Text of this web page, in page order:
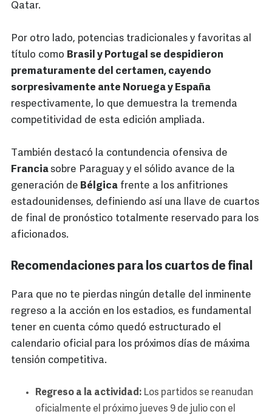
Qatar.
Por otro lado, potencias tradicionales y favoritas al
título como Brasil y Portugal se despidieron
prematuramente del certamen, cayendo
sorpresivamente ante Noruega y España
respectivamente, lo que demuestra la tremenda
competitividad de esta edición ampliada.
También destacó la contundencia ofensiva de
Franciasobre Paraguay y el sólido avance de la
generación de Bélgica frente a los anfitriones
estadounidenses, definiendo así una llave de cuartos
de final de pronóstico totalmente reservado para los
aficionados.
Recomendaciones para los cuartos de final
Para que no te pierdas ningún detalle del inminente
regreso a la acción en los estadios, es fundamental
tener en cuenta cómo quedó estructurado el
calendario oficial para los próximos días de máxima
tensión competitiva.
Regreso a la actividad: Los partidos se reanudan
oficialmente el próximo jueves 9 de julio con el